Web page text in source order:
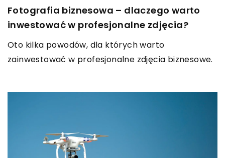
Fotografia biznesowa – dlaczego warto
inwestować w profesjonalne zdjęcia?
Oto kilka powodów, dla których warto
zainwestować w profesjonalne zdjęcia biznesowe.